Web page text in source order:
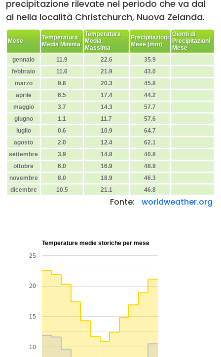
precipitazione rilevate nel periodo che va dal
al nella località Christchurch, Nuova Zelanda.
Mese
Temperatura
Media Minima
Temperatura
Media
Massima
Precipitazioni
Mese (mm)
Giorni di
Precipitazioni
Mese
gennaio
11.9 22.6
35.9
febbraio
11.6 21.9
43.0
marzo
9.6 20.3
45.8
aprile
6.5 17.4
44.2
maggio
3.7 14.3
57.7
giugno
1.1 11.7
57.6
luglio
0.6 10.9
64.7
agosto
2.0 12.4
62.1
settembre
3.9 14.8
40.8
ottobre
6.0 16.9
48.9
novembre
8.0 18.9
46.3
dicembre
10.5 21.1 46.8
Fonte: worldweather.org
Temperature medie storiche per mese
10
15
20
25